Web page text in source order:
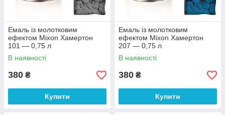
Емаль із молотковим
ефектом Mixon Хамертон
101 — 0,75 л
В наявності
380 ₴
Купити
Емаль із молотковим
ефектом Mixon Хамертон
207 — 0,75 л
В наявності
380 ₴
Купити